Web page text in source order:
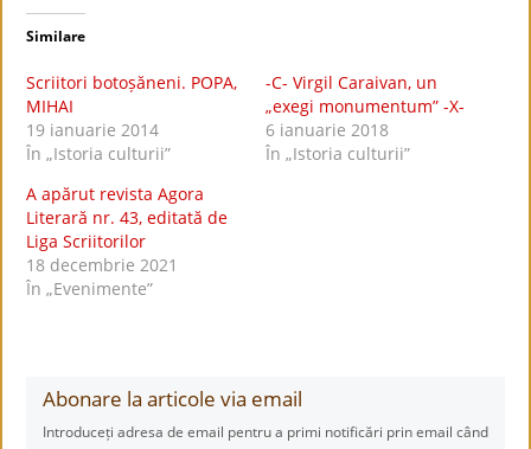
Similare
Scriitori botoșăneni. POPA,
MIHAI
19 ianuarie 2014
În „Istoria culturii”
-C- Virgil Caraivan, un
„exegi monumentum” -X-
6 ianuarie 2018
În „Istoria culturii”
A apărut revista Agora
Literară nr. 43, editată de
Liga Scriitorilor
18 decembrie 2021
În „Evenimente”
Abonare la articole via email
Introduceți adresa de email pentru a primi notificări prin email când